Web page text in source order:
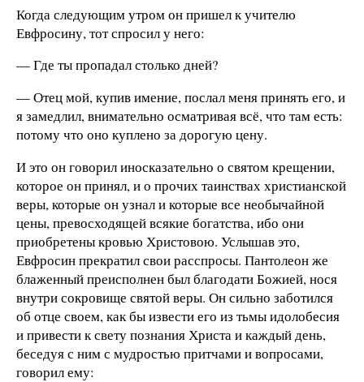
Когда следующим утром он пришел к учителю
Евфросину, тот спросил у него:
— Где ты пропадал столько дней?
— Отец мой, купив имение, послал меня принять его, и
я замедлил, внимательно осматривая всё, что там есть:
потому что оно куплено за дорогую цену.
И это он говорил иносказательно о святом крещении,
которое он принял, и о прочих таинствах христианской
веры, которые он узнал и которые все необычайной
цены, превосходящей всякие богатства, ибо они
приобретены кровью Христовою. Услышав это,
Евфросин прекратил свои расспросы. Пантолеон же
блаженный преисполнен был благодати Божией, нося
внутри сокровище святой веры. Он сильно заботился
об отце своем, как бы извести его из тьмы идолобесия
и привести к свету познания Христа и каждый день,
беседуя с ним с мудростью притчами и вопросами,
говорил ему: